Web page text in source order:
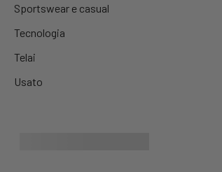
Sportswear e casual
Tecnologia
Telai
Usato